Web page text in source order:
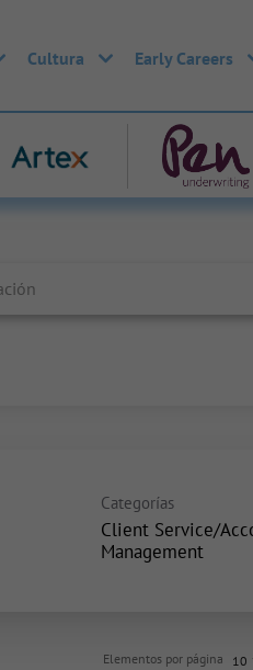
Cultura Early Careers
Categorías
Client Service/
Management
Elementos por página 10